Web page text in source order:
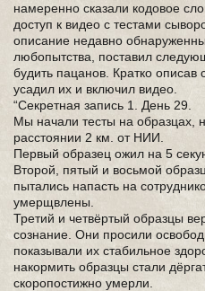
намеренно сказали кодовое
доступ к видео с тестами
описание недавно
любопытства, поставил
будить пацанов. Кратко описав
усадил их и включил видео.
“Секретная запись 1. День 29.
Мы начали тесты на образцах,
расстоянии 2 км. от НИИ.
Первый образец ожил на 5
Второй, пятый и восьмой
пытались напасть на
умерщвлены.
Третий и четвёртый образцы
сознание. Они просили
показывали их стабильное
накормить образцы стали
скоропостижно умерли.